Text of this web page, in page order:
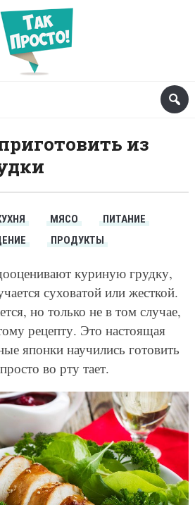
из
МЯСО
ПИТАНИЕ
ПРОДУКТЫ
куриную грудку,
суховатой или жесткой.
но только не в том случае,
рецепту. Это настоящая
японки научились готовить
во рту тает.